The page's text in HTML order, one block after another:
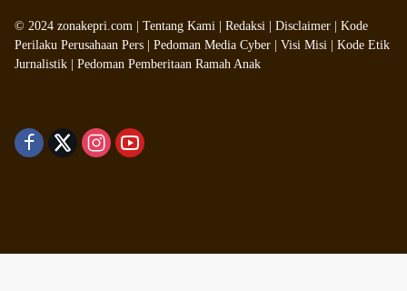
© 2024 zonakepri.com | Tentang Kami Redaksi Disclaimer
Kode
Perilaku Perusahaan Pers
Pedoman Media Cyber Visi Misi
Kode Etik
Jurnalistik
Pedoman Pemberitaan Ramah Anak